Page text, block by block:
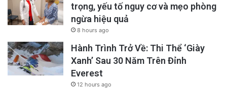
trọng, yếu tố nguy cơ và mẹo phòng
ngừa hiệu quả
8 hours ago
Hành Trình Trở Về: Thi Thể ‘Giày
Xanh’ Sau 30 Năm Trên Đỉnh
Everest
12 hours ago